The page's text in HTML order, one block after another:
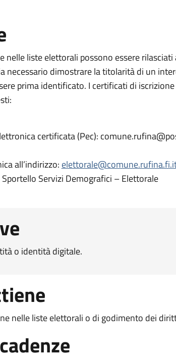
nelle liste elettorali possono essere
necessario dimostrare la titolarità di un
prima identificato. I certificati di
certificata (Pec):
all’indirizzo:
Servizi Demografici – Elettorale
o identità digitale.
nelle liste elettorali o di godimento dei